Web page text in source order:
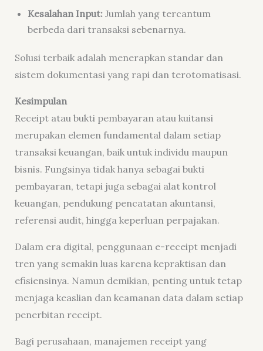
Kesalahan Input: Jumlah yang tercantum
berbeda dari transaksi sebenarnya.
Solusi terbaik adalah menerapkan standar dan
sistem dokumentasi yang rapi dan terotomatisasi.
Kesimpulan
Receipt atau bukti pembayaran atau kuitansi
merupakan elemen fundamental dalam setiap
transaksi keuangan, baik untuk individu maupun
bisnis. Fungsinya tidak hanya sebagai bukti
pembayaran, tetapi juga sebagai alat kontrol
keuangan, pendukung pencatatan akuntansi,
referensi audit, hingga keperluan perpajakan.
Dalam era digital, penggunaan e-receipt menjadi
tren yang semakin luas karena kepraktisan dan
efisiensinya. Namun demikian, penting untuk tetap
menjaga keaslian dan keamanan data dalam setiap
penerbitan receipt.
Bagi perusahaan, manajemen receipt yang